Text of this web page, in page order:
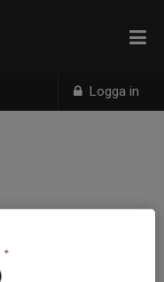
Logga in